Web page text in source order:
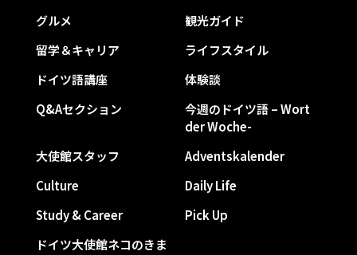
グルメ
観光ガイド
留学＆キャリア
ライフスタイル
ドイツ語講座
体験談
Q&Aセクション
今週のドイツ語 – Wort
der Woche-
大使館スタッフ
Adventskalender
Culture
Daily Life
Study & Career
Pick Up
ドイツ大使館ネコのきま